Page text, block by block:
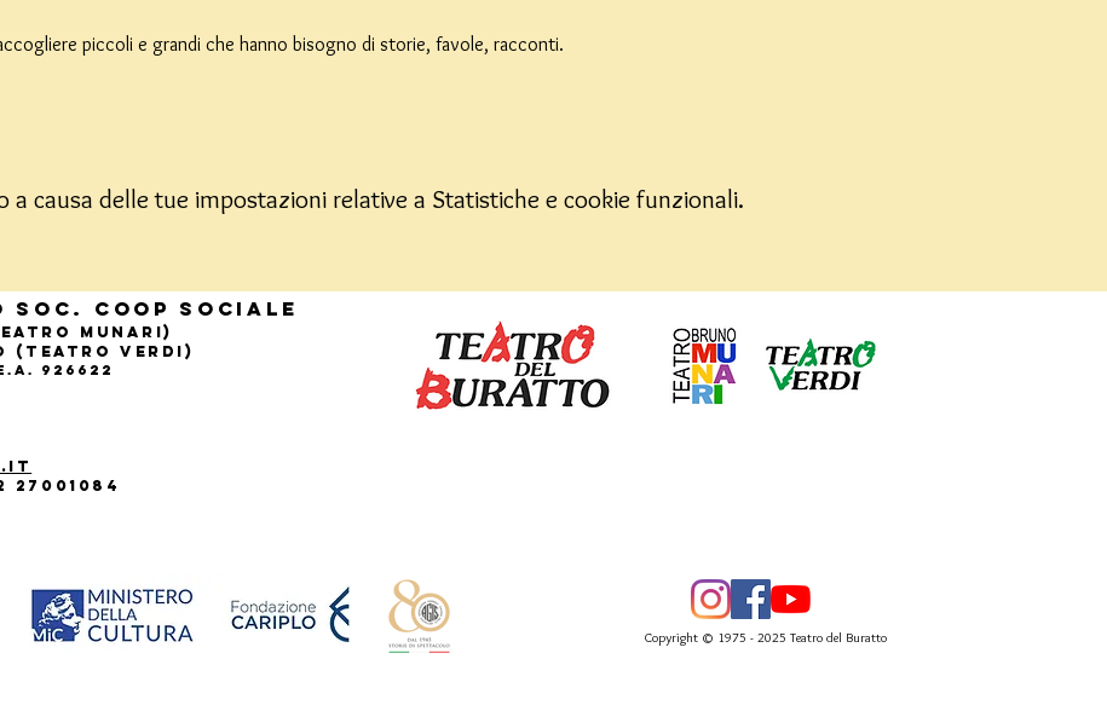
piccoli e grandi che hanno bisogno di storie, favole, racconti.
a causa delle tue impostazioni relative a Statistiche e cookie funzionali.
Coop sociale
Munari)
(Teatro Verdi)
926622
27001084
Copyright © 1975 - 2025 Teatro del Buratto